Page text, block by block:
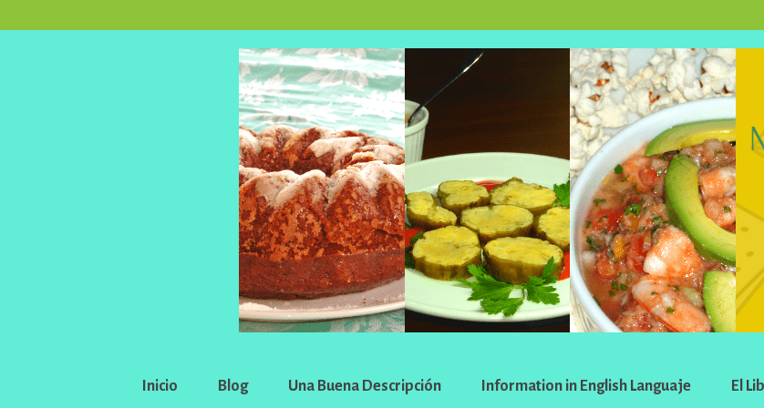
Inicio Blog Una Buena Descripción Information in English Languaje El